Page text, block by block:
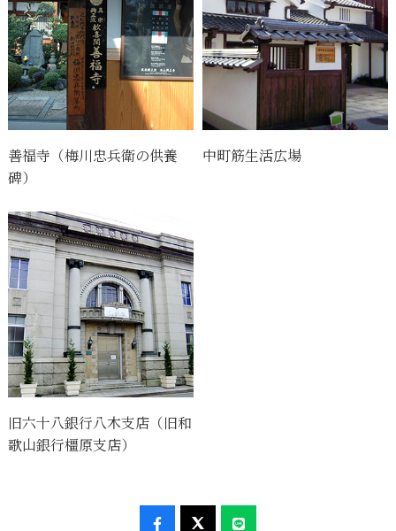
善福寺（梅川忠兵衛の供養
碑）
中町筋生活広場
旧六十八銀行八木支店（旧和
歌山銀行橿原支店）